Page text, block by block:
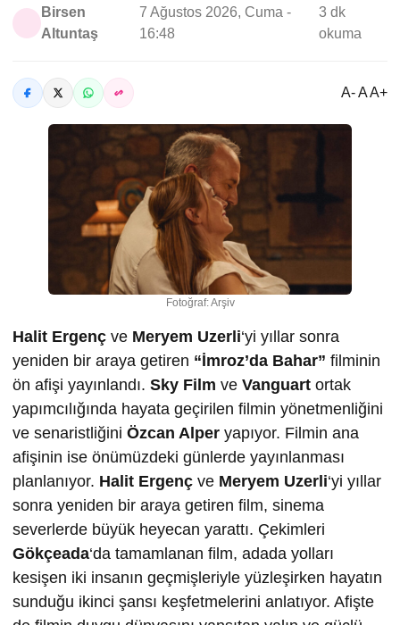
Birsen
Altuntaş
7 Ağustos 2026, Cuma -
16:48
3 dk
okuma
A- A A+
Fotoğraf: Arşiv
Halit Ergenç ve Meryem Uzerli‘yi yıllar sonra
yeniden bir araya getiren “İmroz’da Bahar” filminin
ön afişi yayınlandı. Sky Film ve Vanguart ortak
yapımcılığında hayata geçirilen filmin yönetmenliğini
ve senaristliğini Özcan Alper yapıyor. Filmin ana
afişinin ise önümüzdeki günlerde yayınlanması
planlanıyor. Halit Ergenç ve Meryem Uzerli‘yi yıllar
sonra yeniden bir araya getiren film, sinema
severlerde büyük heyecan yarattı. Çekimleri
Gökçeada‘da tamamlanan film, adada yolları
kesişen iki insanın geçmişleriyle yüzleşirken hayatın
sunduğu ikinci şansı keşfetmelerini anlatıyor. Afişte